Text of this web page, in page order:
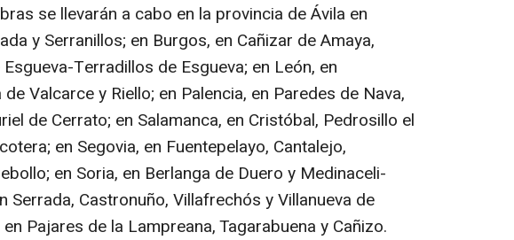
se llevarán a cabo en la provincia de Ávila en
y Serranillos; en Burgos, en Cañizar de Amaya,
Terradillos de Esgueva; en León, en
Valcarce y Riello; en Palencia, en Paredes de Nava,
de Cerrato; en Salamanca, en Cristóbal, Pedrosillo el
en Segovia, en Fuentepelayo, Cantalejo,
en Soria, en Berlanga de Duero y Medinaceli-
Serrada, Castronuño, Villafrechós y Villanueva de
Pajares de la Lampreana, Tagarabuena y Cañizo.